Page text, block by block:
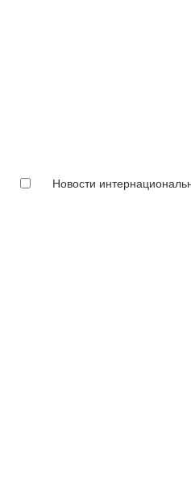
Новости